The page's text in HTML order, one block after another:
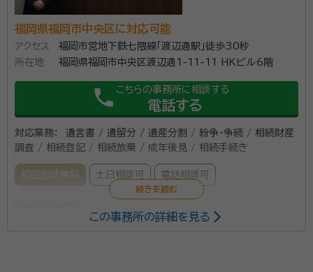
談時にお尋ねください）。 【当事務所が選ばれる理由】 ・弁護士
自身が税理士登録。更に司法書士などと連携して対応するため、
フが「メンタル心理カウンセラー」の資格を有しており、各種ご相
談に、カウンセラーが同席。安心してご相談いただけます。 ・ご来
所・お電話・Zoom等あらゆる相談方法可。コロナ禍でもご安心
だきたい」という想いで日々ご相談をお受けしています。 よって
まずはお話しやすい環境、雰囲気作りがとても大切だと考えてい
ます。 電話応対ひとつから、気持ちのいい、話しやすい雰囲気を
感じていただけるように心掛けています。 本江法律事務所では
弁護士とカウンセラーが一緒にご相談をお聞きいたします。 弁
護士事務所に相談するのはハードルが高いと感じていらっしゃ
る方も、ご安心してお問合せください。 費用面が心配という方
福岡県福岡市中央区に対応可能
アクセス
福岡市営地下鉄七隈線「渡辺通駅」徒歩30秒
所在地
福岡県福岡市中央区渡辺通1-11-11 HKビル6階
phone こちらの事務所に相談する
電話する
対応業務：
遺言書 / 遺留分 / 遺産分割 / 紛争・争続 / 相続財産
調査 / 相続登記 / 相続放棄 / 成年後見 / 相続手続き
初回面談無料 土日相談可 電話相談可
この事務所の詳細を見る